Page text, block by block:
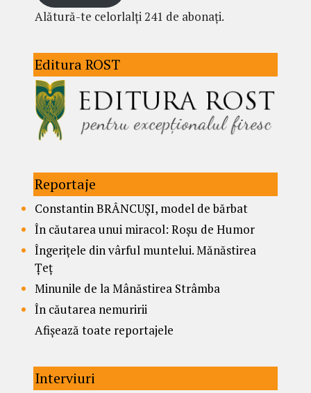
Alătură-te celorlalți 241 de abonați.
Editura ROST
Reportaje
Constantin BRÂNCUȘI, model de bărbat
În căutarea unui miracol: Roșu de Humor
Îngerițele din vârful muntelui. Mănăstirea
Țeț
Minunile de la Mânăstirea Strâmba
În căutarea nemuririi
Afișează toate reportajele
Interviuri